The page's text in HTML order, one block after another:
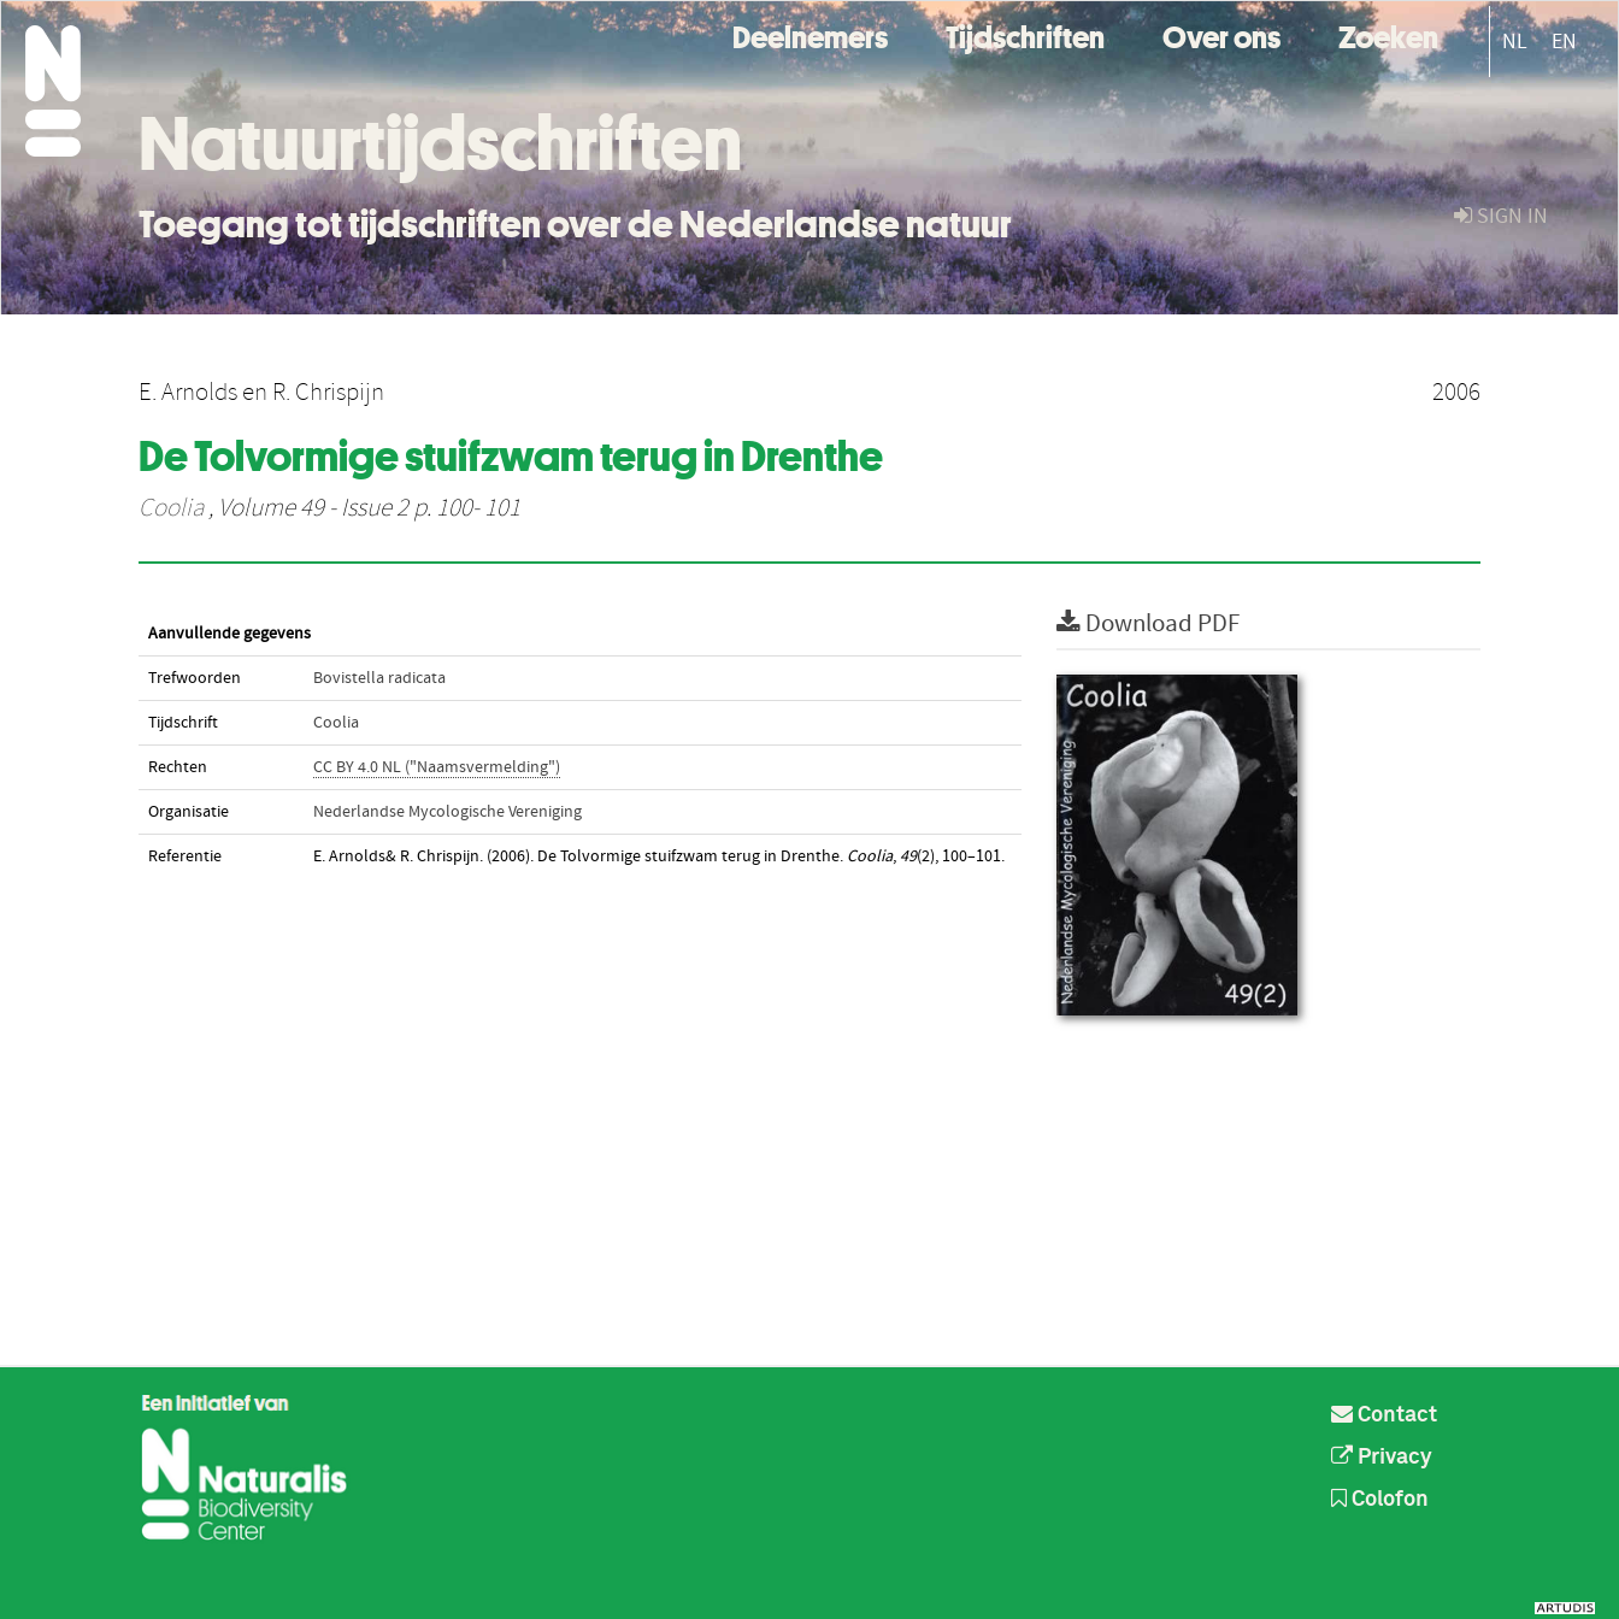
Deelnemers Tijdschriften Over ons Zoeken NL EN
SIGN IN
Natuurtijdschriften
Toegang tot tijdschriften over de Nederlandse natuur
E. Arnoldsen R. Chrispijn 2006
De Tolvormige stuifzwam terug in Drenthe
Coolia, Volume 49 - Issue 2 p. 100- 101
Aanvullende gegevens
Trefwoorden Bovistella radicata
Tijdschrift Coolia
Rechten CC BY 4.0 NL ("Naamsvermelding")
Organisatie Nederlandse Mycologische Vereniging
Referentie E. Arnolds& R. Chrispijn. (2006). De Tolvormige stuifzwam terug in Drenthe. Coolia, 49(2), 100–101.
Download PDF
Contact
Privacy
Colofon